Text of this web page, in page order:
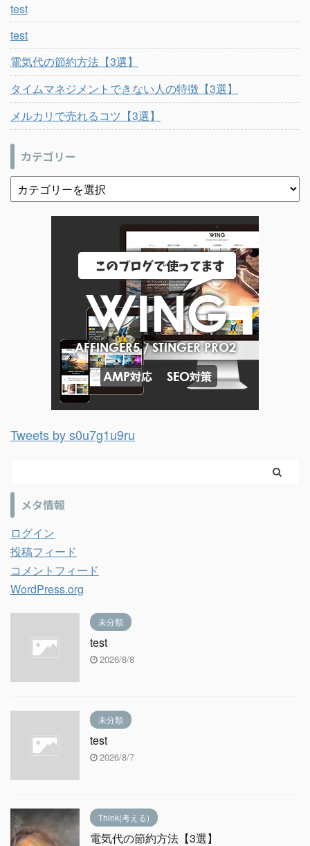
test
test
電気代の節約方法【3選】
タイムマネジメントできない人の特徴【3選】
メルカリで売れるコツ【3選】
カテゴリー
Tweets by s0u7g1u9ru
メタ情報
ログイン
投稿フィード
コメントフィード
WordPress.org
未分類
test
2026/8/8
未分類
test
2026/8/7
Think(考える)
電気代の節約方法【3選】